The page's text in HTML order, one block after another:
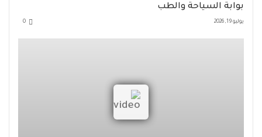
بوابة السياحة والطب
يوليو 19, 2026 0